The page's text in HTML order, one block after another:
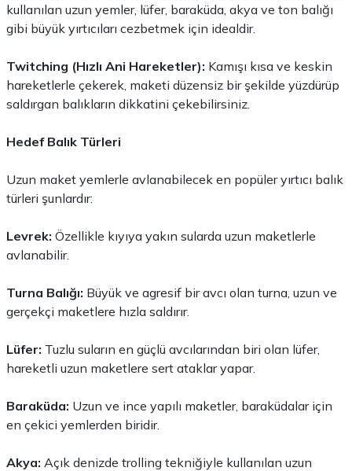
kullanılan uzun yemler, lüfer, baraküda, akya ve ton balığı
gibi büyük yırtıcıları cezbetmek için idealdir.
Twitching (Hızlı Ani Hareketler): Kamışı kısa ve keskin
hareketlerle çekerek, maketi düzensiz bir şekilde yüzdürüp
saldırgan balıkların dikkatini çekebilirsiniz.
Hedef Balık Türleri
Uzun maket yemlerle avlanabilecek en popüler yırtıcı balık
türleri şunlardır:
Levrek: Özellikle kıyıya yakın sularda uzun maketlerle
avlanabilir.
Turna Balığı: Büyük ve agresif bir avcı olan turna, uzun ve
gerçekçi maketlere hızla saldırır.
Lüfer: Tuzlu suların en güçlü avcılarından biri olan lüfer,
hareketli uzun maketlere sert ataklar yapar.
Baraküda: Uzun ve ince yapılı maketler, baraküdalar için
en çekici yemlerden biridir.
Akya: Açık denizde trolling tekniğiyle kullanılan uzun